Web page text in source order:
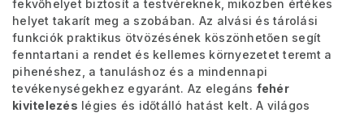
fekvőhelyet biztosít a testvéreknek, miközben értékes
helyet takarít meg a szobában. Az alvási és tárolási
funkciók praktikus ötvözésének köszönhetően segít
fenntartani a rendet és kellemes környezetet teremt a
pihenéshez, a tanuláshoz és a mindennapi
tevékenységekhez egyaránt. Az elegáns fehér
kivitelezés légies és időtálló hatást kelt. A világos